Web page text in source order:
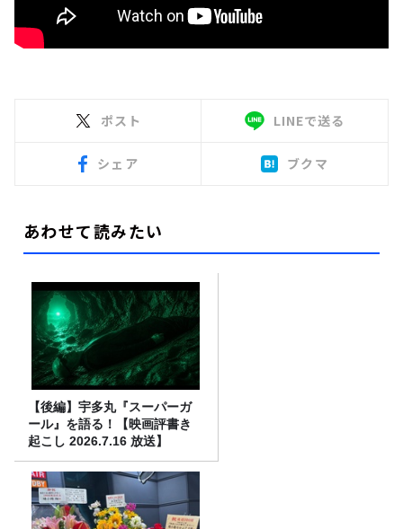
ポスト LINEで送る
シェア ブクマ
あわせて読みたい
【後編】宇多丸『スーパーガ
ール』を語る！【映画評書き
起こし 2026.7.16 放送】